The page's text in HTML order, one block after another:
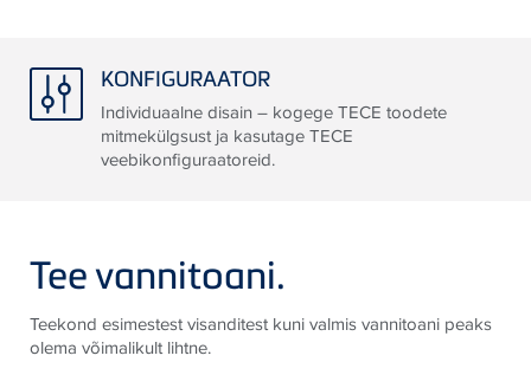
KONFIGURAATOR
Individuaalne disain – kogege TECE toodete
mitmekülgsust ja kasutage TECE
veebikonfiguraatoreid.
Tee vannitoani.
Teekond esimestest visanditest kuni valmis vannitoani peaks
olema võimalikult lihtne.